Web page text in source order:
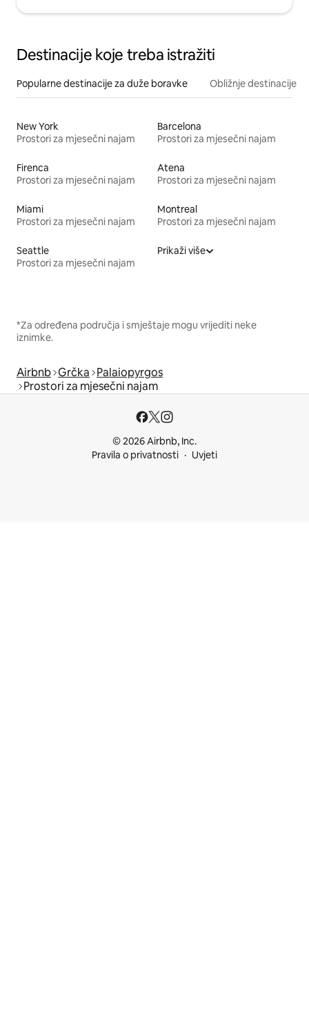
Destinacije koje treba istražiti
Popularne destinacije za duže boravke Obližnje destinacije
New York
Prostori za mjesečni najam
Barcelona
Prostori za mjesečni najam
Firenca
Prostori za mjesečni najam
Atena
Prostori za mjesečni najam
Miami
Prostori za mjesečni najam
Montreal
Prostori za mjesečni najam
Seattle
Prostori za mjesečni najam
Prikaži više
*Za određena područja i smještaje mogu vrijediti neke
iznimke.
Airbnb Grčka Palaiopyrgos
Prostori za mjesečni najam
© 2026 Airbnb, Inc.
Pravila o privatnosti
Uvjeti